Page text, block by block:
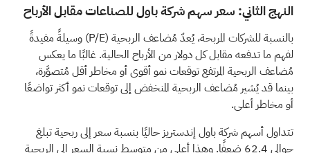
النهج الثاني: سعر سهم شركة باول للصناعات مقابل الأرباح
بالنسبة للشركات المربحة، يُعدّ مُضاعف الربحية (P/E) وسيلةً مفيدةً
لفهم ما تدفعه مقابل كل دولار من الأرباح الحالية. غالبًا ما يعكس
مُضاعف الربحية المرتفع توقعات نمو أقوى أو مخاطر أقل مُتصوَّرة،
بينما قد يُشير مُضاعف الربحية المنخفض إلى توقعات نمو أكثر تواضعًا
أو مخاطر أعلى.
تتداول أسهم شركة باول إندستريز حاليًا بنسبة سعر إلى ربحية تبلغ
حوالي 62.4 ضعفًا. وهذا أعلى من متوسط نسبة السعر إلى الربحية